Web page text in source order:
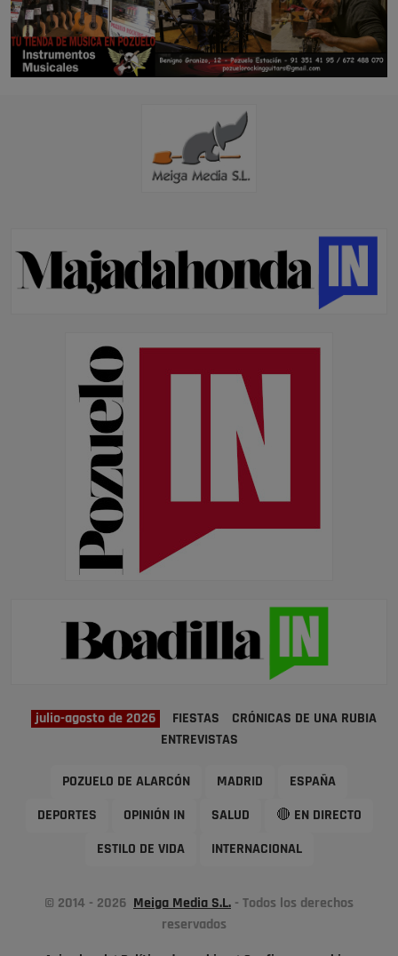
julio-agosto de 2026 FIESTAS
CRÓNICAS DE UNA RUBIA
ENTREVISTAS
POZUELO DE ALARCÓN MADRID ESPAÑA
DEPORTES OPINIÓN IN SALUD 🔴 EN DIRECTO
ESTILO DE VIDA INTERNACIONAL
© 2014 - 2026 Meiga Media S.L. - Todos los derechos
reservados